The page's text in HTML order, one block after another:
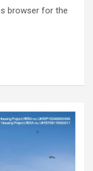
browser for the